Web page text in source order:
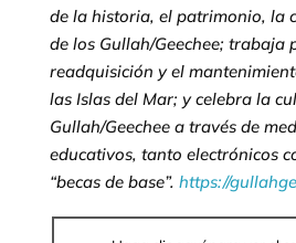
de la historia, el patrimonio, la
de los Gullah/Geechee; trabaja
readquisición y el
las Islas del Mar; y celebra la
Gullah/Geechee a través de
educativos, tanto electrónicos
“becas de base”. https://